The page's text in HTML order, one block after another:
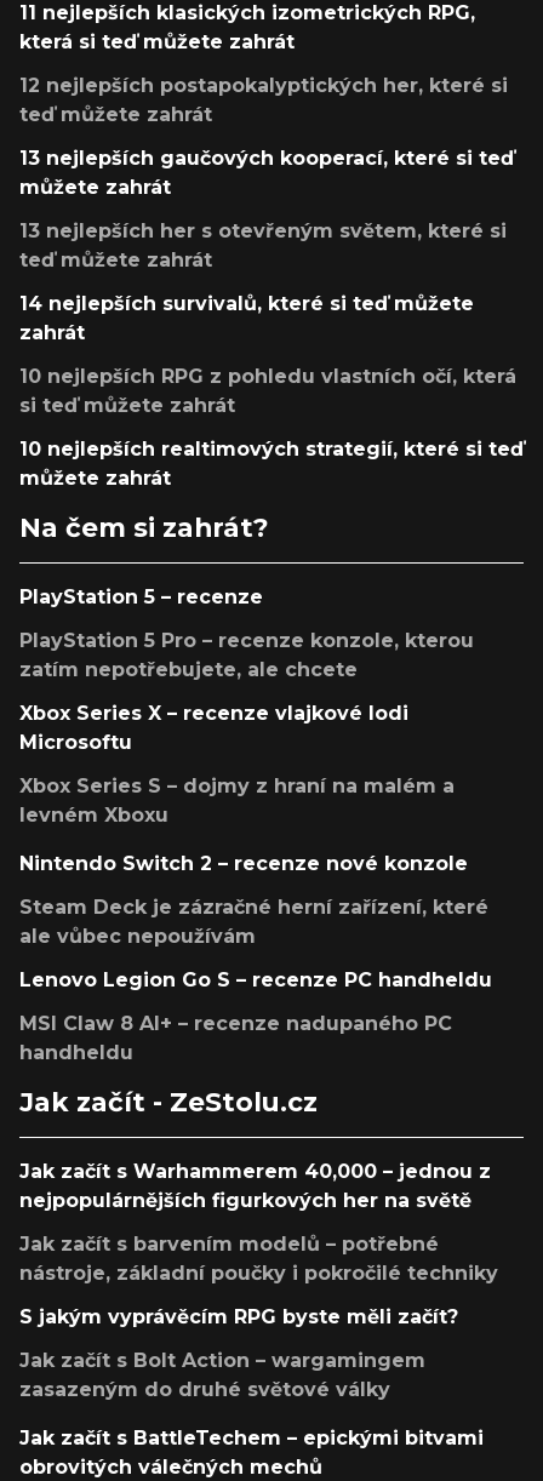
11 nejlepších klasických izometrických RPG,
která si teď můžete zahrát
12 nejlepších postapokalyptických her, které si
teď můžete zahrát
13 nejlepších gaučových kooperací, které si teď
můžete zahrát
13 nejlepších her s otevřeným světem, které si
teď můžete zahrát
14 nejlepších survivalů, které si teď můžete
zahrát
10 nejlepších RPG z pohledu vlastních očí, která
si teď můžete zahrát
10 nejlepších realtimových strategií, které si teď
můžete zahrát
Na čem si zahrát?
PlayStation 5 – recenze
PlayStation 5 Pro – recenze konzole, kterou
zatím nepotřebujete, ale chcete
Xbox Series X – recenze vlajkové lodi
Microsoftu
Xbox Series S – dojmy z hraní na malém a
levném Xboxu
Nintendo Switch 2 – recenze nové konzole
Steam Deck je zázračné herní zařízení, které
ale vůbec nepoužívám
Lenovo Legion Go S – recenze PC handheldu
MSI Claw 8 AI+ – recenze nadupaného PC
handheldu
Jak začít - ZeStolu.cz
Jak začít s Warhammerem 40,000 – jednou z
nejpopulárnějších figurkových her na světě
Jak začít s barvením modelů – potřebné
nástroje, základní poučky i pokročilé techniky
S jakým vyprávěcím RPG byste měli začít?
Jak začít s Bolt Action – wargamingem
zasazeným do druhé světové války
Jak začít s BattleTechem – epickými bitvami
obrovitých válečných mechů